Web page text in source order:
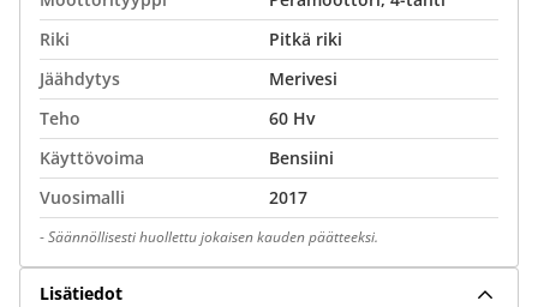
Riki
Pitkä riki
Jäähdytys
Merivesi
Teho
60 Hv
Käyttövoima
Bensiini
Vuosimalli
2017
-Säännöllisesti huollettu jokaisen kauden päätteeksi.
Lisätiedot